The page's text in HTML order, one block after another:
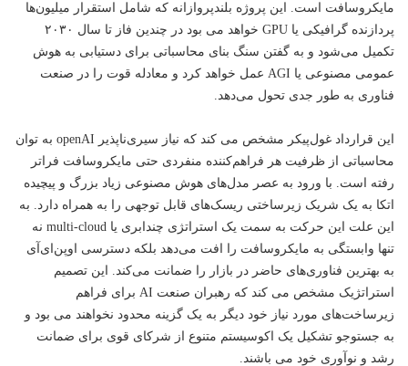
مایکروسافت است. این پروژه بلندپروازانه که شامل استقرار میلیون‌ها
پردازنده گرافیکی یا GPU خواهد می بود در چندین فاز تا سال ۲۰۳۰
تکمیل می‌شود و به گفتن سنگ بنای محاسباتی برای دستیابی به هوش
عمومی مصنوعی یا AGI عمل خواهد کرد و معادله قوت را در صنعت
فناوری به طور جدی تحول می‌دهد.
این قرارداد غول‌پیکر مشخص می کند که نیاز سیری‌ناپذیر openAI به توان
محاسباتی از ظرفیت هر فراهم‌کننده منفردی حتی مایکروسافت فراتر
رفته است. با ورود به عصر مدل‌های هوش مصنوعی زیاد بزرگ و پیچیده
اتکا به یک شریک زیرساختی ریسک‌های قابل توجهی را به همراه دارد. به
این علت این حرکت به سمت یک استراتژی چندابری یا multi-cloud نه
تنها وابستگی به مایکروسافت را افت می‌دهد بلکه دسترسی اوپن‌ای‌آی
به بهترین فناوری‌های حاضر در بازار را ضمانت می‌کند. این تصمیم
استراتژیک مشخص می کند که رهبران صنعت AI برای فراهم
زیرساخت‌های مورد نیاز خود دیگر به یک گزینه محدود نخواهند می بود و
به جستوجو تشکیل یک اکوسیستم متنوع از شرکای قوی برای ضمانت
رشد و نوآوری خود می باشند.